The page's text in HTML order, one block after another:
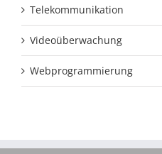
Telekommunikation
Videoüberwachung
Webprogrammierung